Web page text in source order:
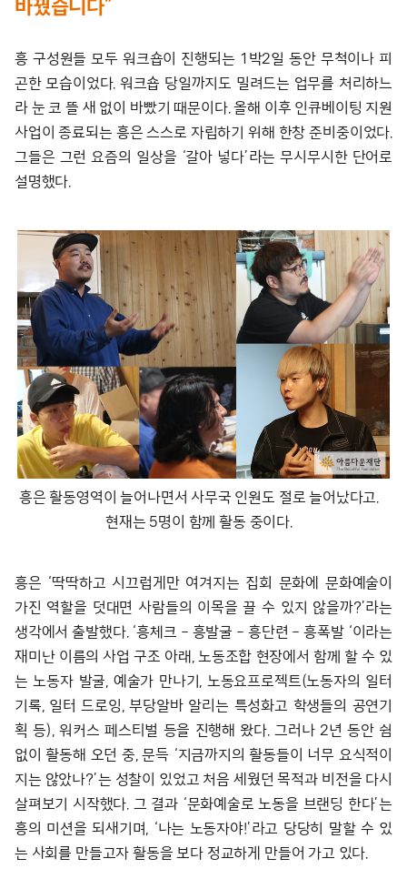
바꿨습니다”
흥 구성원들 모두 워크숍이 진행되는 1박2일 동안 무척이나 피
곤한 모습이었다. 워크숍 당일까지도 밀려드는 업무를 처리하느
라 눈 코 뜰 새 없이 바빴기 때문이다. 올해 이후 인큐베이팅 지원
사업이 종료되는 흥은 스스로 자립하기 위해 한창 준비중이었다.
그들은 그런 요즘의 일상을 ‘갈아 넣다’라는 무시무시한 단어로
설명했다.
흥은 활동영역이 늘어나면서 사무국 인원도 절로 늘어났다고.
현재는 5명이 함께 활동 중이다.
흥은 ‘딱딱하고 시끄럽게만 여겨지는 집회 문화에 문화예술이
가진 역할을 덧대면 사람들의 이목을 끌 수 있지 않을까?’라는
생각에서 출발했다. ‘흥체크 – 흥발굴 – 흥단련 – 흥폭발 ‘이라는
재미난 이름의 사업 구조 아래, 노동조합 현장에서 함께 할 수 있
는 노동자 발굴, 예술가 만나기, 노동요프로젝트(노동자의 일터
기록, 일터 드로잉, 부당알바 알리는 특성화고 학생들의 공연기
획 등), 워커스 페스티벌 등을 진행해 왔다. 그러나 2년 동안 쉼
없이 활동해 오던 중, 문득 ‘지금까지의 활동들이 너무 요식적이
지는 않았나?’는 성찰이 있었고 처음 세웠던 목적과 비전을 다시
살펴보기 시작했다. 그 결과 ‘문화예술로 노동을 브랜딩 한다’는
흥의 미션을 되새기며, ‘나는 노동자야!’라고 당당히 말할 수 있
는 사회를 만들고자 활동을 보다 정교하게 만들어 가고 있다.